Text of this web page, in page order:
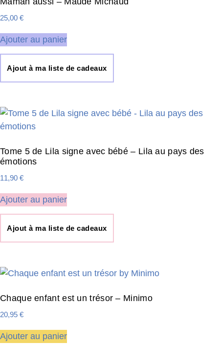
25,00 €
Ajouter au panier
Ajout à ma liste de cadeaux
Tome 5 de Lila signe avec bébé – Lila au pays des
émotions
11,90 €
Ajouter au panier
Ajout à ma liste de cadeaux
Chaque enfant est un trésor – Minimo
20,95 €
Ajouter au panier